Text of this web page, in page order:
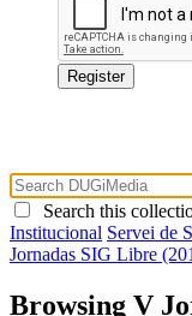
Search this
Institucional Servei de
Jornadas SIG Libre
Browsing V